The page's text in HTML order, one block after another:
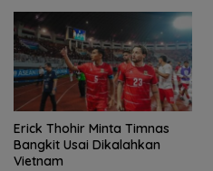
Erick Thohir Minta Timnas
Bangkit Usai Dikalahkan
Vietnam